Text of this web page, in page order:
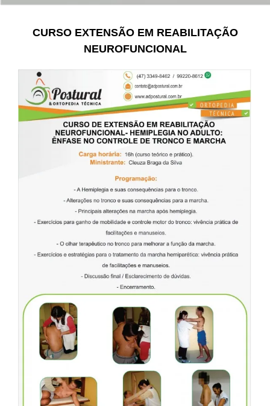
CURSO EXTENSÃO EM REABILITAÇÃO
NEUROFUNCIONAL